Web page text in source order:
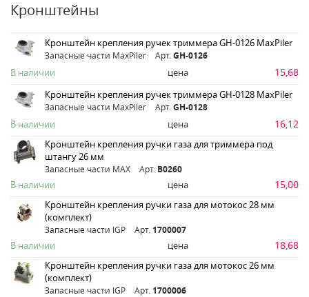
Кронштейны
Кронштейн крепления ручек триммера GH-0126 MaxPiler
Запасные части MaxPiler Арт. GH-0126
В наличии цена 15,68
Кронштейн крепления ручек триммера GH-0128 MaxPiler
Запасные части MaxPiler Арт. GH-0128
В наличии цена 16,12
Кронштейн крепления ручки газа для триммера под
штангу 26 мм
Запасные части MAX Арт. B0260
В наличии цена 15,00
Кронштейн крепления ручки газа для мотокос 28 мм
(комплект)
Запасные части IGP Арт. 1700007
В наличии цена 18,68
Кронштейн крепления ручки газа для мотокос 26 мм
(комплект)
Запасные части IGP Арт. 1700006